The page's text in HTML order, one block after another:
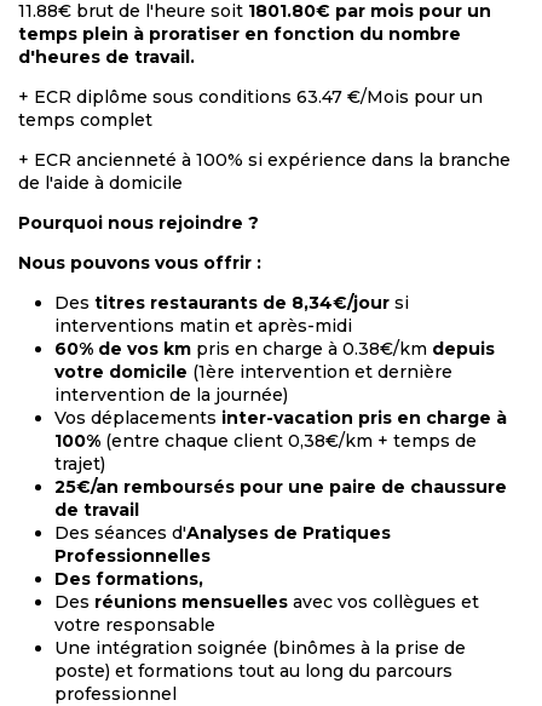
11.88€ brut de l'heure soit 1801.80€ par mois pour un
temps plein à proratiser en fonction du nombre
d'heures de travail.
+ ECR diplôme sous conditions 63.47 €/Mois pour un
temps complet
+ ECR ancienneté à 100% si expérience dans la branche
de l'aide à domicile
Pourquoi nous rejoindre ?
Nous pouvons vous offrir :
Des titres restaurants de 8,34€/jour si
interventions matin et après-midi
60% de vos km pris en charge à 0.38€/km depuis
votre domicile (1ère intervention et dernière
intervention de la journée)
Vos déplacements inter-vacation pris en charge à
100% (entre chaque client 0,38€/km + temps de
trajet)
25€/an remboursés pour une paire de chaussure
de travail
Des séances d'Analyses de Pratiques
Professionnelles
Des formations,
Des réunions mensuelles avec vos collègues et
votre responsable
Une intégration soignée (binômes à la prise de
poste) et formations tout au long du parcours
professionnel